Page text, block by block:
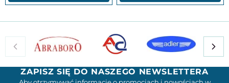
ZAPISZ SIĘ DO NASZEGO NEWSLETTERA